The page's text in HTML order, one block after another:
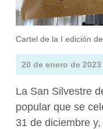
Cartel de la I edición
20 de enero de 2023
La San Silvestre
popular que se
31 de diciembre